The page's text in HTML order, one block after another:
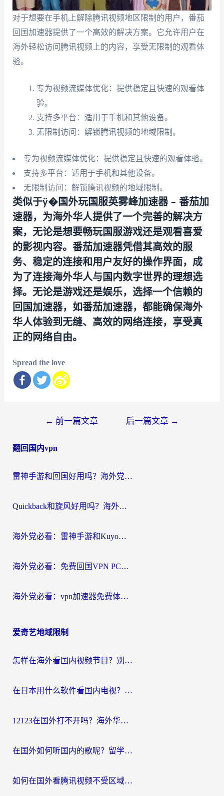
对于想要在手机上解除腾讯视频地区限制的用户，番茄
回国加速器提供了一个高效的解决方案。它允许用户在
海外轻松访问腾讯视频上的内容，享受无限制的观看体
验。
专为视频流媒体优化：提供稳定且快速的观看体
验。
支持多平台：适用于手机和其他设备。
无限制访问：解锁腾讯视频的地域限制。
专为视频流媒体优化：提供稳定且快速的观看体验。
支持多平台：适用于手机和其他设备。
无限制访问：解锁腾讯视频的地域限制。
类似于ÿ�国外玩国服英雾峰加速器 – 番茄加
速器，为海外华人提供了一个完善的解决方
案，无论是想要畅玩国服游戏还是观看喜爱
的影视内容。番茄加速器凭借其高效的服
务、稳定的连接和用户友好的操作界面，成
为了连接海外华人与国内数字世界的理想选
择。无论是游戏还是娱乐，选择一个信赖的
回国加速器，如番茄加速器，都能确保海外
华人体验到无缝、高效的网络连接，享受真
正的网络自由。
Spread the love
导
← 前一篇文章 后一篇文章 →
翻回国内vpn
雷神手游和回国好用吗？海外党亲测：选对加速器才能无缝刷剧打游戏
Quickback和旋风好用吗？海外华人亲测：选对回国加速器才能无缝看央视5
海外党必看：雷神手游和Kuyo好用吗？3款回国加速器实测+避坑指南
海外党必看：免费回国VPN PC真的能用？附国内高速VPN选择全攻略
海外党必看：vpn加速器免费体验？选对回国加速器才能无缝刷国内剧玩国服
爱奇艺地域限制
怎样在海外看国内视频节目？别再踩坑！留学生和海外华人的专属解决方案
在日本用什么软件看国内电视？这篇攻略帮你告别地域限制
12123在国外打不开吗？海外华人亲测有效的回国加速方案
在国外如何听国内的歌呢？留学生亲测有效的回国加速方案
如何在国外看腾讯视频不受区域限制？留学生亲测有效的回国加速指南